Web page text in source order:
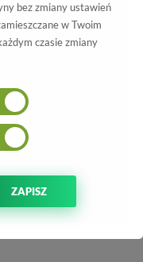
bez zmiany ustawień
w Twoim
czasie zmiany
ZAPISZ